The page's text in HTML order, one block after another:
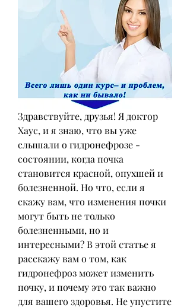
Здравствуйте, друзья! Я доктор
Хаус, и я знаю, что вы уже
слышали о гидронефрозе -
состоянии, когда почка
становится красной, опухшей и
болезненной. Но что, если я
скажу вам, что изменения почки
могут быть не только
болезненными, но и
интересными? В этой статье я
расскажу вам о том, как
гидронефроз может изменить
почку, и почему это так важно
для вашего здоровья. Не упустите